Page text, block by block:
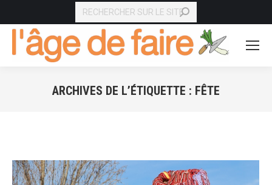
RECHERCHE
ARCHIVES DE L’ÉTIQUETTE : FÊTE